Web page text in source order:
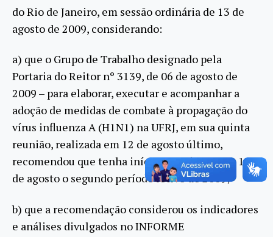
do Rio de Janeiro, em sessão ordinária de 13 de
agosto de 2009, considerando:
a) que o Grupo de Trabalho designado pela
Portaria do Reitor nº 3139, de 06 de agosto de
2009 – para elaborar, executar e acompanhar a
adoção de medidas de combate à propagação do
vírus influenza A (H1N1) na UFRJ, em sua quinta
reunião, realizada em 12 de agosto último,
recomendou que tenha início no próximo dia 17
de agosto o segundo período letivo de 2009;
b) que a recomendação considerou os indicadores
e análises divulgados no INFORME